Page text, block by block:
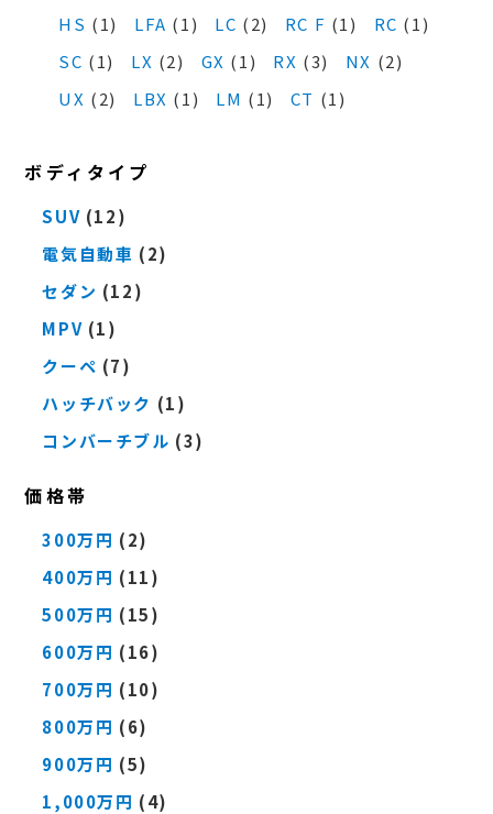
HS (1) LFA (1) LC (2) RC F (1) RC (1)
SC (1) LX (2) GX (1) RX (3) NX (2)
UX (2) LBX (1) LM (1) CT (1)
ボディタイプ
SUV (12)
電気自動車 (2)
セダン (12)
MPV (1)
クーペ (7)
ハッチバック (1)
コンバーチブル (3)
価格帯
300万円 (2)
400万円 (11)
500万円 (15)
600万円 (16)
700万円 (10)
800万円 (6)
900万円 (5)
1,000万円 (4)